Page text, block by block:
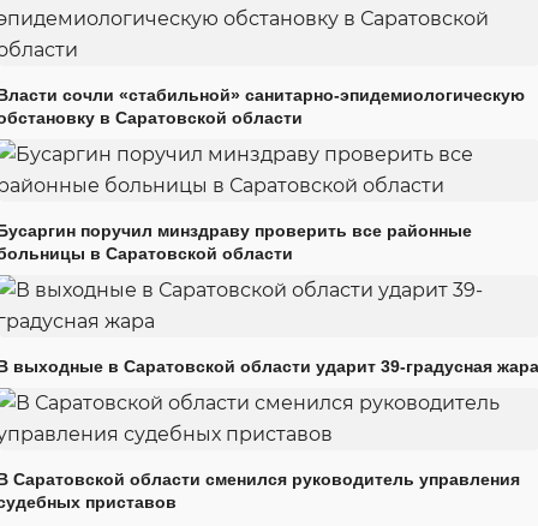
сочли «стабильной» санитарно-эпидемиологическую
в Саратовской области
поручил минздраву проверить все районные
в Саратовской области
выходные в Саратовской области ударит 39-градусная жара
Саратовской области сменился руководитель управления
приставов